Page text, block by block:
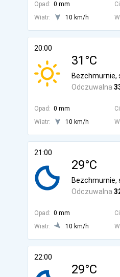
Opad: 0 mm
Wiatr:
10 km/h
20:00
31°C
Odczuwalna
Bezchmurnie,
Opad: 0 mm
Wiatr:
10 km/h
21:00
29°C
Odczuwalna
Bezchmurnie,
Opad: 0 mm
Wiatr:
10 km/h
22:00
29°C